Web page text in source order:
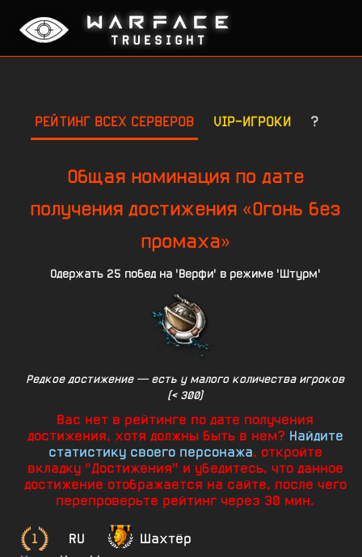
РЕЙТИНГ ВСЕХ СЕРВЕРОВ VIP-ИГРОКИ ?
Общая номинация по дате
получения достижения «Огонь без
промаха»
Одержать 25 побед на 'Верфи' в режиме 'Штурм'
Редкое достижение — есть у малого количества игроков
(< 300)
Вас нет в рейтинге по дате получения
достижения, хотя должны быть в нем? Найдите
статистику своего персонажа, откройте
вкладку "Достижения" и убедитесь, что данное
достижение отображается на сайте, после чего
перепроверьте рейтинг через 30 мин.
1 RU
Шахтёр